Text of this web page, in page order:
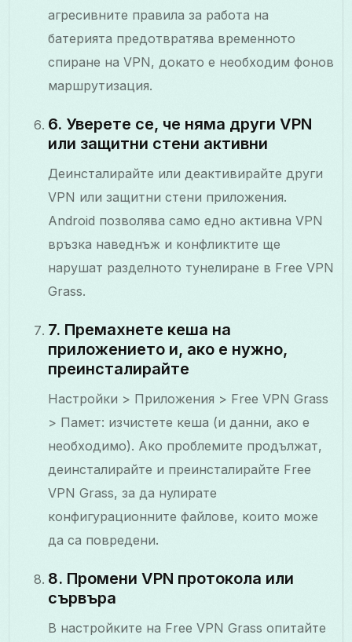
агресивните правила за работа на
батерията предотвратява временното
спиране на VPN, докато е необходим фонов
маршрутизация.
6. Уверете се, че няма други VPN
или защитни стени активни
Деинсталирайте или деактивирайте други
VPN или защитни стени приложения.
Android позволява само едно активна VPN
връзка наведнъж и конфликтите ще
нарушат разделното тунелиране в Free VPN
Grass.
7. Премахнете кеша на
приложението и, ако е нужно,
преинсталирайте
Настройки > Приложения > Free VPN Grass
> Памет: изчистете кеша (и данни, ако е
необходимо). Ако проблемите продължат,
деинсталирайте и преинсталирайте Free
VPN Grass, за да нулирате
конфигурационните файлове, които може
да са повредени.
8. Промени VPN протокола или
сървъра
В настройките на Free VPN Grass опитайте